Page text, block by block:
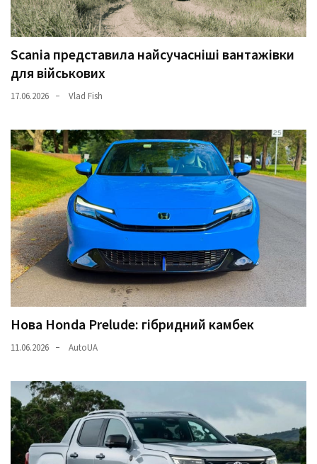
Scania представила найсучасніші вантажівки
для військових
17.06.2026 Vlad Fish
Нова Honda Prelude: гібридний камбек
11.06.2026 AutoUA